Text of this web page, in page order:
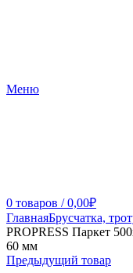
Меню
0 товаров / 0,00₽
ГлавнаяБрусчатка,
PROPRESS Паркет
60 мм
Предыдущий товар